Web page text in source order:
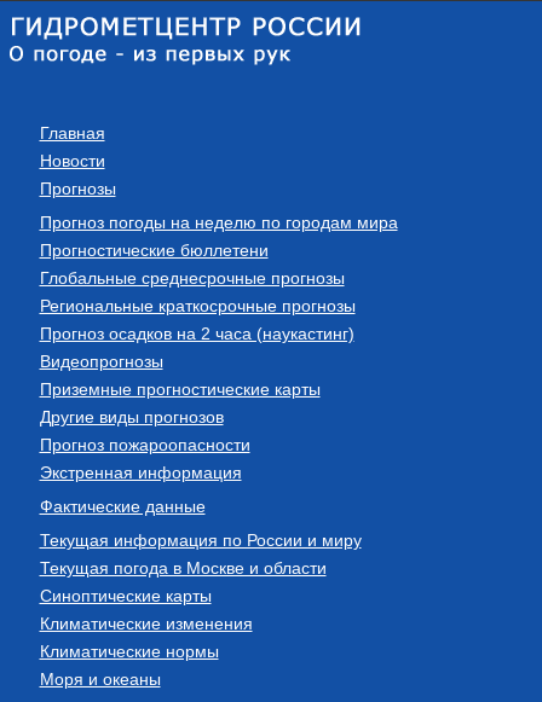
Главная
Новости
Прогнозы
Прогноз погоды на неделю по городам мира
Прогностические бюллетени
Глобальные среднесрочные прогнозы
Региональные краткосрочные прогнозы
Прогноз осадков на 2 часа (наукастинг)
Видеопрогнозы
Приземные прогностические карты
Другие виды прогнозов
Прогноз пожароопасности
Экстренная информация
Фактические данные
Текущая информация по России и миру
Текущая погода в Москве и области
Синоптические карты
Климатические изменения
Климатические нормы
Моря и океаны